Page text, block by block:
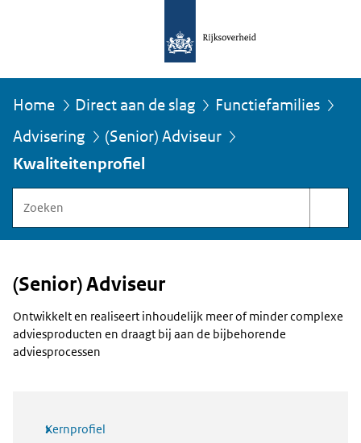
U
bevindt
hier:
Home Direct aan de slag
Functiefamilies
Advisering
(Senior) Adviseur
Kwaliteitenprofiel
binnen
Functiegebouw
(Senior) Adviseur
Ontwikkelt en realiseert inhoudelijk meer of minder complexe
adviesproducten en draagt bij aan de bijbehorende
adviesprocessen
Kernprofiel